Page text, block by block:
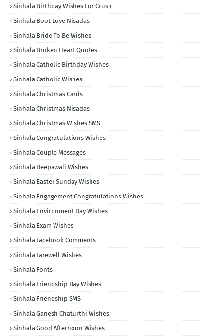
Sinhala Birthday Wishes For Crush
Sinhala Boot Love Nisadas
Sinhala Bride To Be Wishes
Sinhala Broken Heart Quotes
Sinhala Catholic Birthday Wishes
Sinhala Catholic Wishes
Sinhala Christmas Cards
Sinhala Christmas Nisadas
Sinhala Christmas Wishes SMS
Sinhala Congratulations Wishes
Sinhala Couple Messages
Sinhala Deepawali Wishes
Sinhala Easter Sunday Wishes
Sinhala Engagement Congratulations Wishes
Sinhala Environment Day Wishes
Sinhala Exam Wishes
Sinhala Facebook Comments
Sinhala Farewell Wishes
Sinhala Fonts
Sinhala Friendship Day Wishes
Sinhala Friendship SMS
Sinhala Ganesh Chaturthi Wishes
Sinhala Good Afternoon Wishes